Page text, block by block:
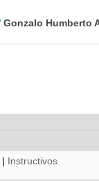
Gonzalo Humberto
| Instructivos